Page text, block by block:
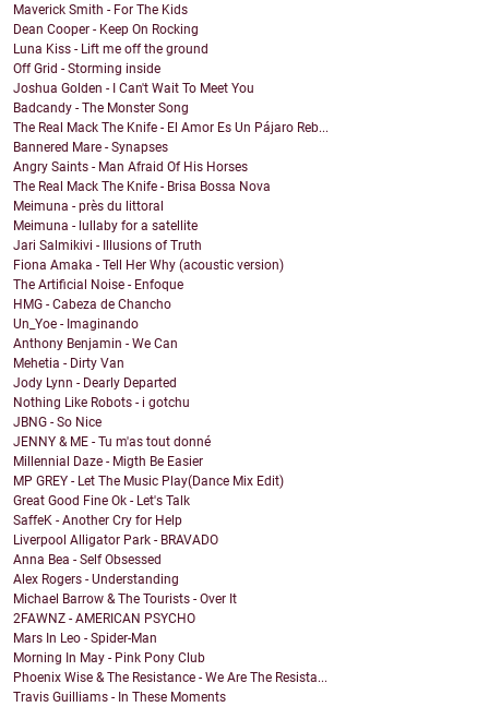
Maverick Smith - For The Kids
Dean Cooper - Keep On Rocking
Luna Kiss - Lift me off the ground
Off Grid - Storming inside
Joshua Golden - I Can't Wait To Meet You
Badcandy - The Monster Song
The Real Mack The Knife - El Amor Es Un Pájaro Reb...
Bannered Mare - Synapses
Angry Saints - Man Afraid Of His Horses
The Real Mack The Knife - Brisa Bossa Nova
Meimuna - près du littoral
Meimuna - lullaby for a satellite
Jari Salmikivi - Illusions of Truth
Fiona Amaka - Tell Her Why (acoustic version)
The Artificial Noise - Enfoque
HMG - Cabeza de Chancho
Un_Yoe - Imaginando
Anthony Benjamin - We Can
Mehetia - Dirty Van
Jody Lynn - Dearly Departed
Nothing Like Robots - i gotchu
JBNG - So Nice
JENNY & ME - Tu m'as tout donné
Millennial Daze - Migth Be Easier
MP GREY - Let The Music Play(Dance Mix Edit)
Great Good Fine Ok - Let's Talk
SaffeK - Another Cry for Help
Liverpool Alligator Park - BRAVADO
Anna Bea - Self Obsessed
Alex Rogers - Understanding
Michael Barrow & The Tourists - Over It
2FAWNZ - AMERICAN PSYCHO
Mars In Leo - Spider-Man
Morning In May - Pink Pony Club
Phoenix Wise & The Resistance - We Are The Resista...
Travis Guilliams - In These Moments